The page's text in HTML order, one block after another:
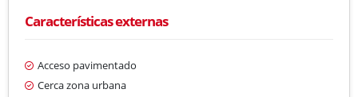
Características externas
Acceso pavimentado
Cerca zona urbana